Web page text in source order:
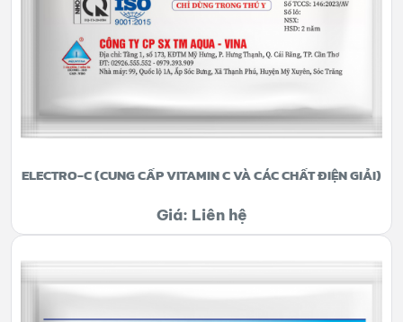
ELECTRO-C (CUNG CẤP VITAMIN C VÀ CÁC CHẤT ĐIỆN GIẢI)
Giá: Liên hệ